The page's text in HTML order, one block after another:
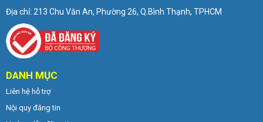
Địa chỉ: 213 Chu Văn An, Phường 26, Q.Bình Thạnh, TPHCM
DANH MỤC
Liên hệ hỗ trợ
Nội quy đăng tin